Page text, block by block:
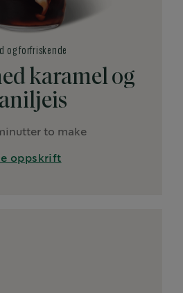
karamel og
og forfriskende
to make
oppskrift